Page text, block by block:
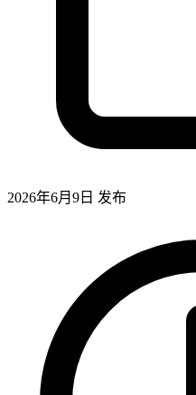
2026年6月9日 发布